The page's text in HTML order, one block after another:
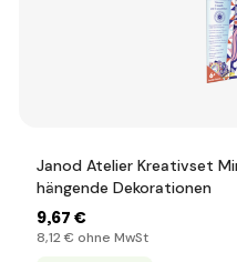
Janod Atelier Kreativset
hängende Dekorationen
9,67 €
8,12 € ohne MwSt